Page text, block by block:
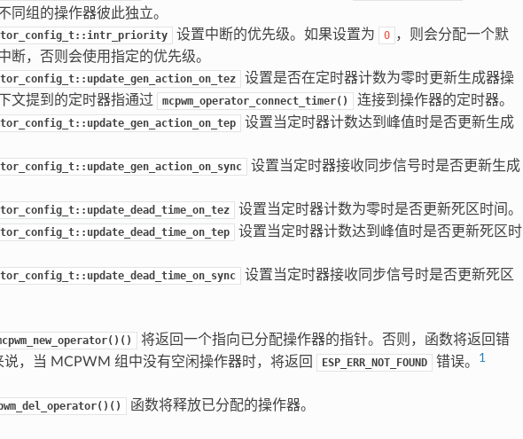
同组的操作器彼此独立。
设置中断的优先级。如果设置为 0 ，则会分配一个默
断，否则会使用指定的优先级。
设置是否在定时器计数为零时更新生成器操
文提到的定时器指通过
mcpwm_operator_connect_timer() 连接到操作器的定时器。
设置当定时器计数达到峰值时是否更新生成
设置当定时器接收同步信号时是否更新生成
设置当定时器计数为零时是否更新死区时间。
设置当定时器计数达到峰值时是否更新死区时
设置当定时器接收同步信号时是否更新死区
将返回一个指向已分配操作器的指针。否则，函数将返回错
，当 MCPWM 组中没有空闲操作器时，将返回
ESP_ERR_NOT_FOUND 错误。 1
函数将释放已分配的操作器。